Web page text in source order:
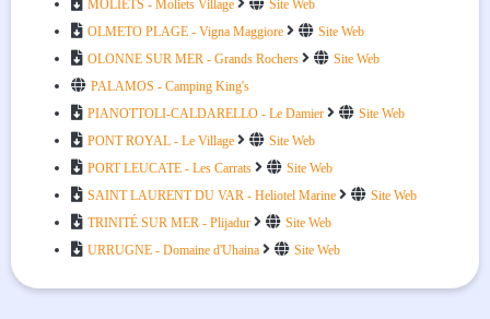
 MOLIETS - Moliets Village   Site Web
 OLMETO PLAGE - Vigna Maggiore   Site Web
 OLONNE SUR MER - Grands Rochers   Site Web
 PALAMOS - Camping King's
 PIANOTTOLI-CALDARELLO - Le Damier   Site Web
 PONT ROYAL - Le Village   Site Web
 PORT LEUCATE - Les Carrats   Site Web
 SAINT LAURENT DU VAR - Heliotel Marine   Site Web
 TRINITÉ SUR MER - Plijadur   Site Web
 URRUGNE - Domaine d'Uhaina   Site Web